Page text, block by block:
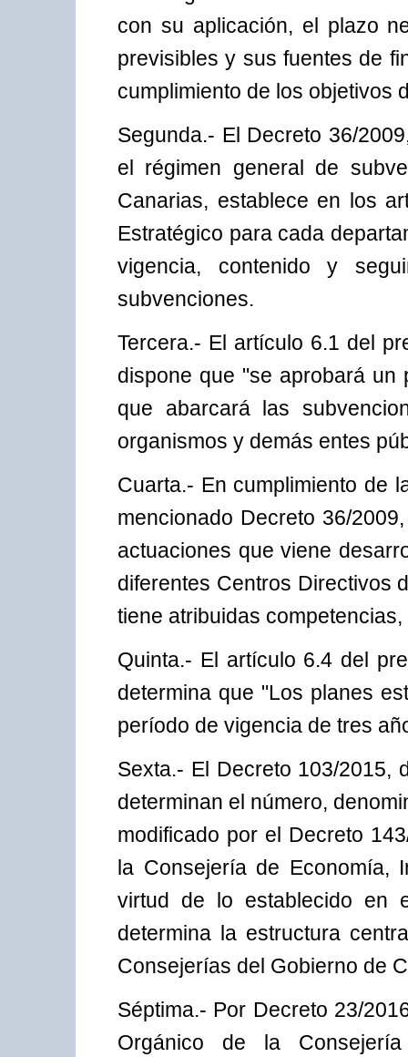
con su aplicación, el plazo
previsibles y sus fuentes de
cumplimiento de los objetivos
Segunda.- El Decreto 36/
el régimen general de
Canarias, establece en los
Estratégico para cada
vigencia, contenido y
subvenciones.
Tercera.- El artículo 6.1 del
dispone que "se aprobará un
que abarcará las
organismos y demás entes
Cuarta.- En cumplimiento de
mencionado Decreto 36/
actuaciones que viene
diferentes Centros Directivos
tiene atribuidas
Quinta.- El artículo 6.4 del
determina que "Los planes
período de vigencia de tres
Sexta.- El Decreto 103/2015,
determinan el número,
modificado por el Decreto
la Consejería de Economía,
virtud de lo establecido en
determina la estructura
Consejerías del Gobierno de
Séptima.- Por Decreto 23/
Orgánico de la